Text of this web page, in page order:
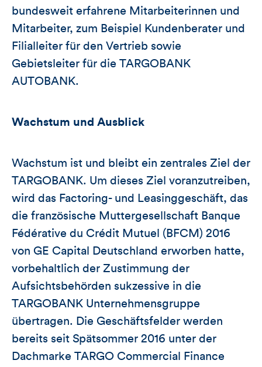
bundesweit erfahrene Mitarbeiterinnen und
Mitarbeiter, zum Beispiel Kundenberater und
Filialleiter für den Vertrieb sowie
Gebietsleiter für die TARGOBANK
AUTOBANK.
Wachstum und Ausblick
Wachstum ist und bleibt ein zentrales Ziel der
TARGOBANK. Um dieses Ziel voranzutreiben,
wird das Factoring- und Leasinggeschäft, das
die französische Muttergesellschaft Banque
Fédérative du Crédit Mutuel (BFCM) 2016
von GE Capital Deutschland erworben hatte,
vorbehaltlich der Zustimmung der
Aufsichtsbehörden sukzessive in die
TARGOBANK Unternehmensgruppe
übertragen. Die Geschäftsfelder werden
bereits seit Spätsommer 2016 unter der
Dachmarke TARGO Commercial Finance